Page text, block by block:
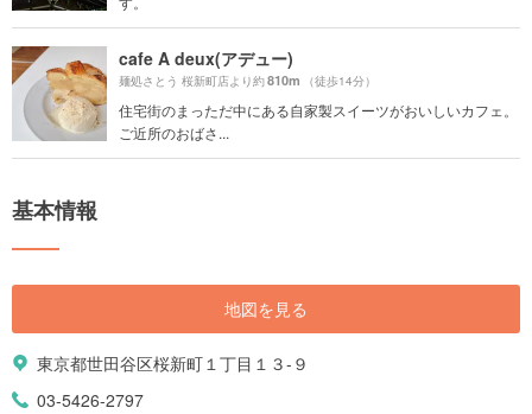
cafe A deux(アデュー)
麺処さとう 桜新町店より約810m （徒歩14分）
住宅街のまっただ中にある自家製スイーツがおいしいカフェ。
ご近所のおばさ...
基本情報
地図を見る
東京都世田谷区桜新町１丁目１３-９
03-5426-2797